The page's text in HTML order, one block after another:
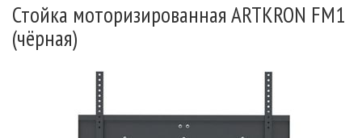
Стойка моторизированная ARTKRON FM1
(чёрная)